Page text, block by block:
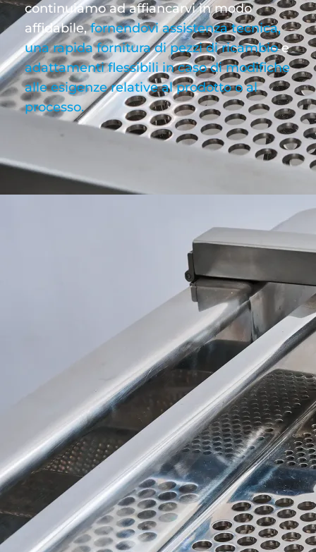
continuiamo ad affiancarvi in modo
affidabile,fornendovi assistenza tecnica,
una rapida fornitura di pezzi di ricambioe
adattamenti flessibili in caso di modifiche
alle esigenze relative al prodotto o al
processo.